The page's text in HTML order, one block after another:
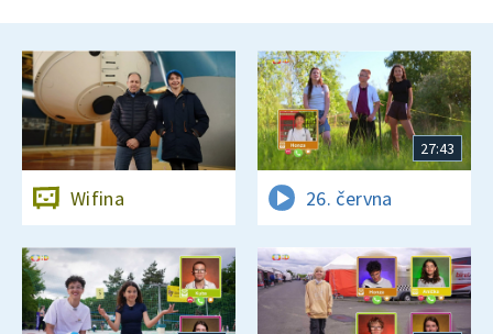
Wifina
27:43
26. června